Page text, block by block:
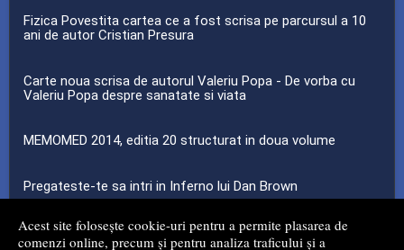
Acest site folosește cookie-uri pentru a permite plasarea de
comenzi online, precum și pentru analiza traficului și a
Fizica Povestita cartea ce a fost scrisa pe parcursul a 10
ani de autor Cristian Presura
Carte noua scrisa de autorul Valeriu Popa - De vorba cu
Valeriu Popa despre sanatate si viata
MEMOMED 2014, editia 20 structurat in doua volume
Pregateste-te sa intri in Inferno lui Dan Brown
...toate știrile